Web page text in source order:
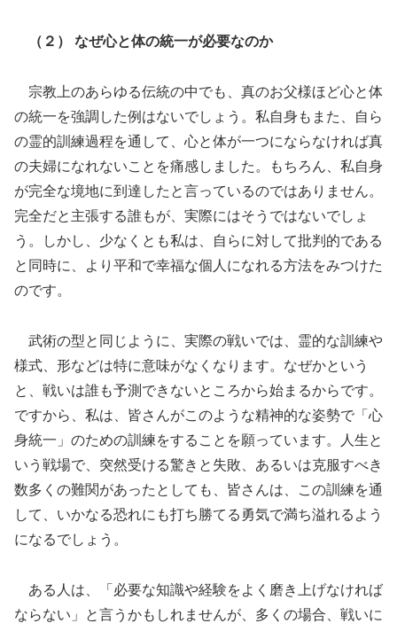
（２） なぜ心と体の統一が必要なのか
宗教上のあらゆる伝統の中でも、真のお父様ほど心と体
の統一を強調した例はないでしょう。私自身もまた、自ら
の霊的訓練過程を通して、心と体が一つにならなければ真
の夫婦になれないことを痛感しました。もちろん、私自身
が完全な境地に到達したと言っているのではありません。
完全だと主張する誰もが、実際にはそうではないでしょ
う。しかし、少なくとも私は、自らに対して批判的である
と同時に、より平和で幸福な個人になれる方法をみつけた
のです。
武術の型と同じように、実際の戦いでは、霊的な訓練や
様式、形などは特に意味がなくなります。なぜかという
と、戦いは誰も予測できないところから始まるからです。
ですから、私は、皆さんがこのような精神的な姿勢で「心
身統一」のための訓練をすることを願っています。人生と
いう戦場で、突然受ける驚きと失敗、あるいは克服すべき
数多くの難関があったとしても、皆さんは、この訓練を通
して、いかなる恐れにも打ち勝てる勇気で満ち溢れるよう
になるでしょう。
ある人は、「必要な知識や経験をよく磨き上げなければ
ならない」と言うかもしれませんが、多くの場合、戦いに